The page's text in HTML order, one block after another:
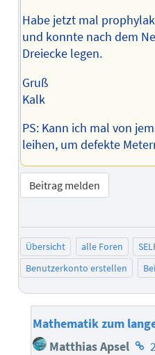
Habe jetzt mal
und konnte nach dem
Dreiecke legen.
Gruß
Kalk
PS: Kann ich mal von
leihen, um defekte
Beitrag melden
Übersicht alle Foren
Benutzerkonto erstellen
Mathematik zum
Matthias Apsel